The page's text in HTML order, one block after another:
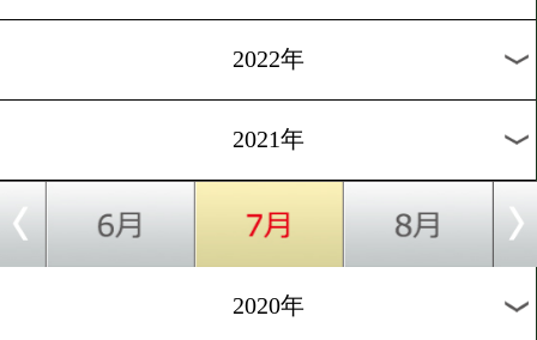
を届ける!
1
過去のニュース